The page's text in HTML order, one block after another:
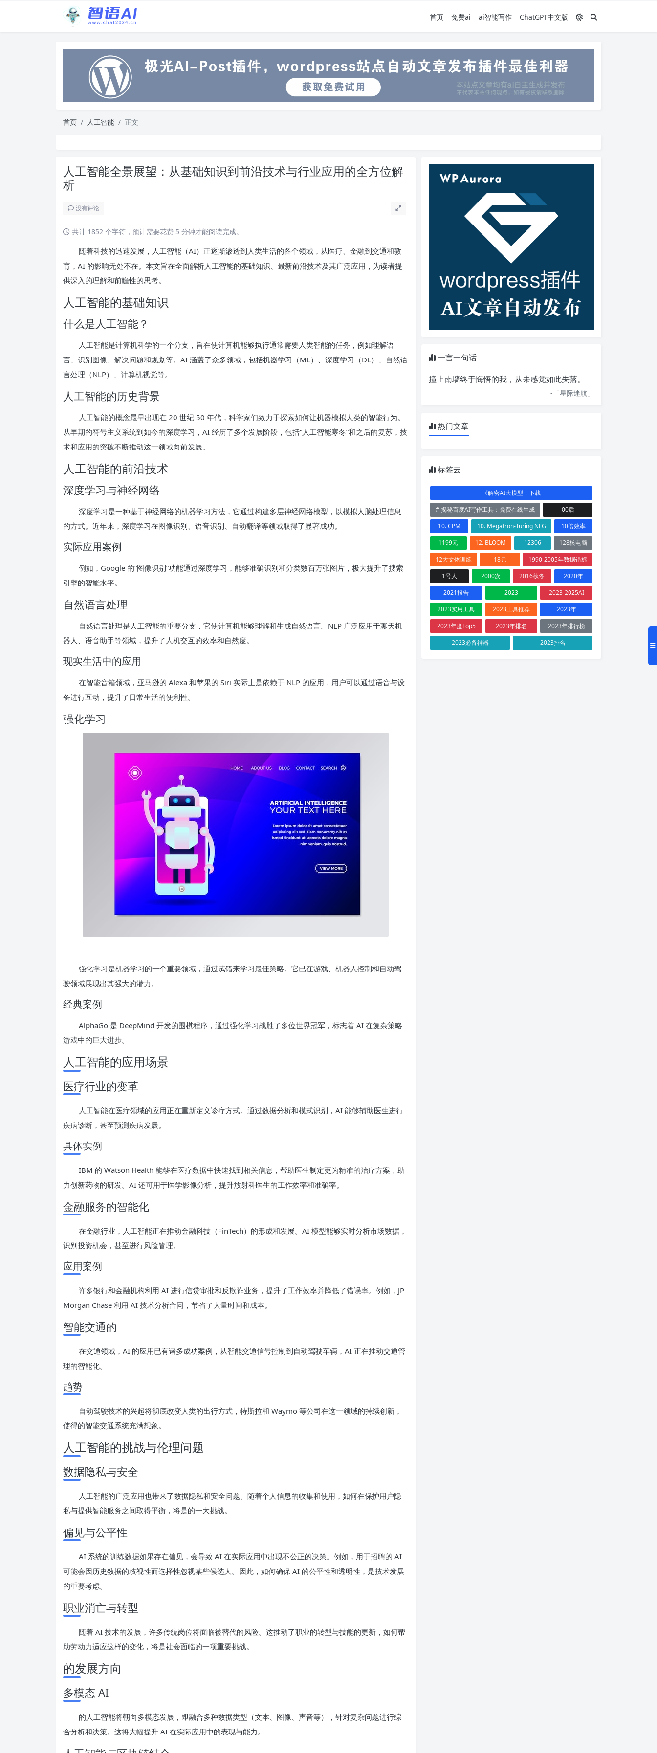
首页 免费ai ai智能写作 ChatGPT中文版
首页 人工智能 正文
人工智能全景展望：从基础知识到前沿技术与行业应用的全方位解
析
没有评论
共计 1852 个字符，预计需要花费 5 分钟才能阅读完成。
随着科技的迅速发展，人工智能（AI）正逐渐渗透到人类生活的各个领域，从医疗、金融到交通和教
育，AI 的影响无处不在。本文旨在全面解析人工智能的基础知识、最新前沿技术及其广泛应用，为读者提
供深入的理解和前瞻性的思考。
人工智能的基础知识
什么是人工智能？
人工智能是计算机科学的一个分支，旨在使计算机能够执行通常需要人类智能的任务，例如理解语
言、识别图像、解决问题和规划等。AI 涵盖了众多领域，包括机器学习（ML）、深度学习（DL）、自然语
言处理（NLP）、计算机视觉等。
人工智能的历史背景
人工智能的概念最早出现在 20 世纪 50 年代，科学家们致力于探索如何让机器模拟人类的智能行为。
从早期的符号主义系统到如今的深度学习，AI 经历了多个发展阶段，包括“人工智能寒冬”和之后的复苏，技
术和应用的突破不断推动这一领域向前发展。
人工智能的前沿技术
深度学习与神经网络
深度学习是一种基于神经网络的机器学习方法，它通过构建多层神经网络模型，以模拟人脑处理信息
的方式。近年来，深度学习在图像识别、语音识别、自动翻译等领域取得了显著成功。
实际应用案例
例如，Google 的“图像识别”功能通过深度学习，能够准确识别和分类数百万张图片，极大提升了搜索
引擎的智能水平。
自然语言处理
自然语言处理是人工智能的重要分支，它使计算机能够理解和生成自然语言。NLP 广泛应用于聊天机
器人、语音助手等领域，提升了人机交互的效率和自然度。
现实生活中的应用
在智能音箱领域，亚马逊的 Alexa 和苹果的 Siri 实际上是依赖于 NLP 的应用，用户可以通过语音与设
备进行互动，提升了日常生活的便利性。
强化学习
强化学习是机器学习的一个重要领域，通过试错来学习最佳策略。它已在游戏、机器人控制和自动驾
驶领域展现出其强大的潜力。
经典案例
AlphaGo 是 DeepMind 开发的围棋程序，通过强化学习战胜了多位世界冠军，标志着 AI 在复杂策略
游戏中的巨大进步。
人工智能的应用场景
医疗行业的变革
人工智能在医疗领域的应用正在重新定义诊疗方式。通过数据分析和模式识别，AI 能够辅助医生进行
疾病诊断，甚至预测疾病发展。
具体实例
IBM 的 Watson Health 能够在医疗数据中快速找到相关信息，帮助医生制定更为精准的治疗方案，助
力创新药物的研发。AI 还可用于医学影像分析，提升放射科医生的工作效率和准确率。
金融服务的智能化
在金融行业，人工智能正在推动金融科技（FinTech）的形成和发展。AI 模型能够实时分析市场数据，
识别投资机会，甚至进行风险管理。
应用案例
许多银行和金融机构利用 AI 进行信贷审批和反欺诈业务，提升了工作效率并降低了错误率。例如，JP
Morgan Chase 利用 AI 技术分析合同，节省了大量时间和成本。
智能交通的
在交通领域，AI 的应用已有诸多成功案例，从智能交通信号控制到自动驾驶车辆，AI 正在推动交通管
理的智能化。
趋势
自动驾驶技术的兴起将彻底改变人类的出行方式，特斯拉和 Waymo 等公司在这一领域的持续创新，
使得的智能交通系统充满想象。
人工智能的挑战与伦理问题
数据隐私与安全
人工智能的广泛应用也带来了数据隐私和安全问题。随着个人信息的收集和使用，如何在保护用户隐
私与提供智能服务之间取得平衡，将是的一大挑战。
偏见与公平性
AI 系统的训练数据如果存在偏见，会导致 AI 在实际应用中出现不公正的决策。例如，用于招聘的 AI
可能会因历史数据的歧视性而选择性忽视某些候选人。因此，如何确保 AI 的公平性和透明性，是技术发展
的重要考虑。
职业消亡与转型
随着 AI 技术的发展，许多传统岗位将面临被替代的风险。这推动了职业的转型与技能的更新，如何帮
助劳动力适应这样的变化，将是社会面临的一项重要挑战。
的发展方向
多模态 AI
的人工智能将朝向多模态发展，即融合多种数据类型（文本、图像、声音等），针对复杂问题进行综
合分析和决策。这将大幅提升 AI 在实际应用中的表现与能力。
一言一句话
撞上南墙终于悔悟的我，从未感觉如此失落。
-「星际迷航 」
热门文章
标签云
《解密AI大模型：下载
# 揭秘百度AI写作工具：免费在线生成
00后
10. CPM
10. Megatron-Turing NLG
10倍效率
1199元
12. BLOOM 12306
128核电脑
12大文体训练
18元
1990-2005年数据错标
1号人
2000次 2016秋冬
2020年
2021报告
2023
2023-2025AI
2023实用工具
2023工具推荐
2023年
2023年度Top5
2023年排名
2023年排行榜
2023必备神器
2023排名